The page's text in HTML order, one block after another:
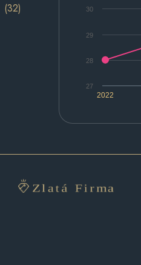
2022
27
28
29
30
(32)